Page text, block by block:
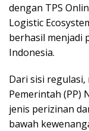
dengan TPS
Logistic
berhasil menjadi
Indonesia.
Dari sisi
Pemerintah (PP)
jenis perizinan
bawah